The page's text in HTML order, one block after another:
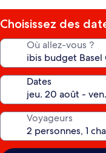
Choisissez des
Où allez-vous ?
Dates
Voyageurs